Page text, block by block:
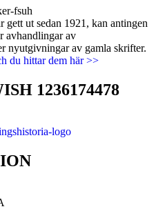
gett ut sedan 1921, kan antingen
avhandlingar av
nyutgivningar av gamla skrifter.
du hittar dem här >>
1236174478